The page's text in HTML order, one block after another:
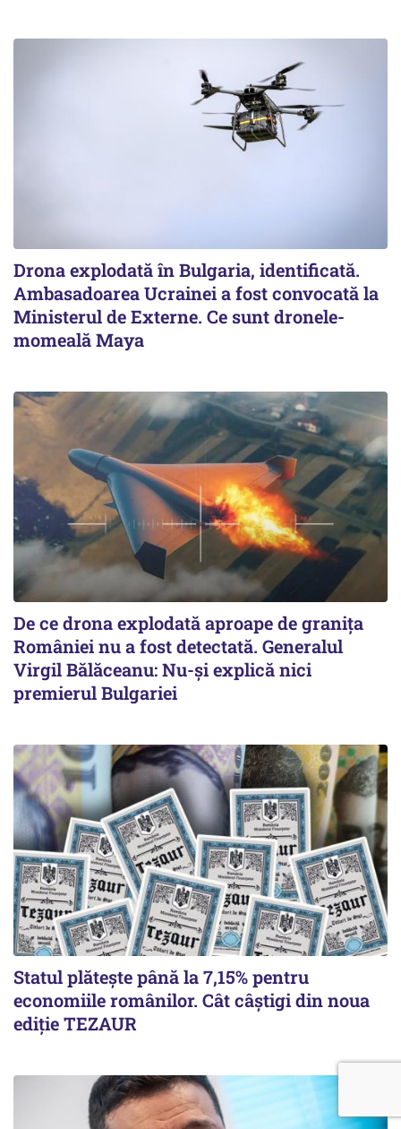
Drona explodată în Bulgaria, identificată.
Ambasadoarea Ucrainei a fost convocată la
Ministerul de Externe. Ce sunt dronele-
momeală Maya
De ce drona explodată aproape de granița
României nu a fost detectată. Generalul
Virgil Bălăceanu: Nu-și explică nici
premierul Bulgariei
Statul plătește până la 7,15% pentru
economiile românilor. Cât câștigi din noua
ediție TEZAUR